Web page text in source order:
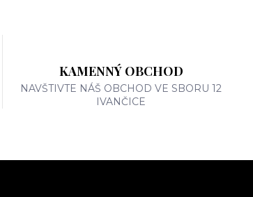
KAMENNÝ OBCHOD
NAVŠTIVTE NÁŠ OBCHOD VE SBORU 12
IVANČICE